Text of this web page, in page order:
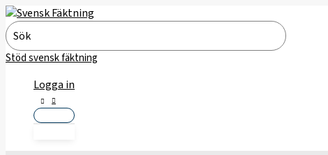
Hoppa
till
innehåll
Search
for:
Stöd svensk fäktning
Logga in